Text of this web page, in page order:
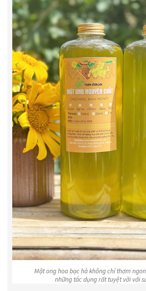
Mật ong hoa bạc hà không chỉ thơm
những tác dụng rất tuyệt vời với